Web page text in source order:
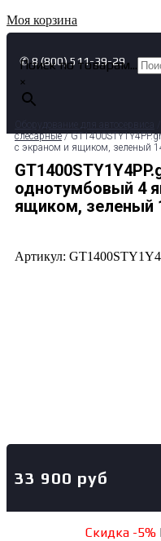
Моя корзина
✆ 8 (800) 511-39-29
Поиск по товарам...
×
слесарные/
с экраном и ящиком, зеленый
однотумбовый 4
ящиком, зеленый
Артикул:
33 900 руб
Скидка -5%